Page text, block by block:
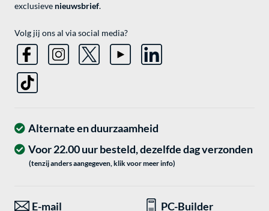
exclusieve nieuwsbrief.
Volg jij ons al via social media?
Alternate en duurzaamheid
Voor 22.00 uur besteld, dezelfde dag verzonden
(tenzij anders aangegeven, klik voor meer info)
E-mail PC-Builder